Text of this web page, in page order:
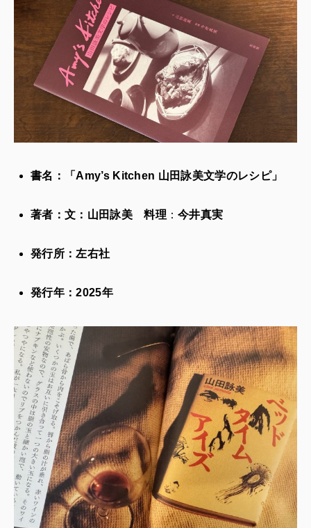
書名：「Amy’s Kitchen 山田詠美文学のレシピ」
著者：文：山田詠美 料理 ：今井真実
発行所：左右社
発行年：2025年